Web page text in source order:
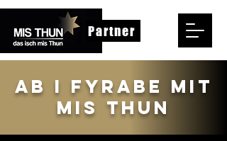
Partner
AB I FYRABE MIT
MIS THUN